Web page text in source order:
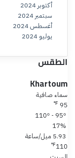
أكتوبر 2024
سبتمبر 2024
أغسطس 2024
يوليو 2024
الطقس
Khartoum
سماء صافية
95
℉
17%
5.93 ميل/ساعة
110
℉